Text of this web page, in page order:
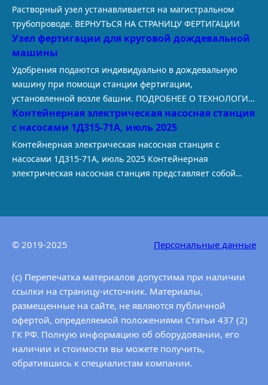
Растворный узел устанавливается на магистральном
трубопроводе. ВЕРНУТЬСЯ НА СТРАНИЦУ ФЕРТИГАЦИИ
Узел фертигации для круговой дождевальной
машины
Удобрения подаются индивидуально в дождевальную
машину при помощи станции фертигации,
установленной возле башни. ПОДРОБНЕЕ О ТЕХНОЛОГИИ
ФЕРТИГАЦИИ В условиях растущей конкуренции и
требований к рентабельности сельскохозяйственные
производители все чаще обращаются к технологиям,
которые позволяют получать максимальную отдачу с
каждого гектара. Одной из таких высокоэффективных
Контейнерная электрическая насосная станция
с насосами 1Д315-71А, июль 2025
Контейнерная электрическая насосная станция с
насосами 1Д315-71А, июль 2025 Контейнерная
электрическая насосная станция представляет собой
забор воды из открытого водоема и обеспечивает ее
потребителю. При необходимости осуществления
может осуществляться до бустерных станций, которые в
свою…
© 2019-2025 Персональные данные
(c) Перепечатка материалов допустима при наличии
ссылки на страницу-источник. Материалы,
размещенные на сайте, не являются публичной
офертой, определяемой положениями Статьи 437 (2)
ГК РФ. Полную информацию об оборудовании, его
наличии и стоимости вы можете получить,
обратившись к специалистам компании.